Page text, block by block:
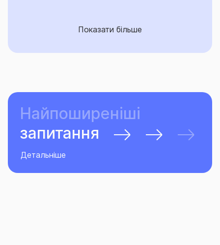
Показати більше
Найпоширеніші
запитання
Детальніше